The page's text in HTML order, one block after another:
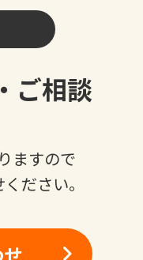
ご相談
ますので
ださい。